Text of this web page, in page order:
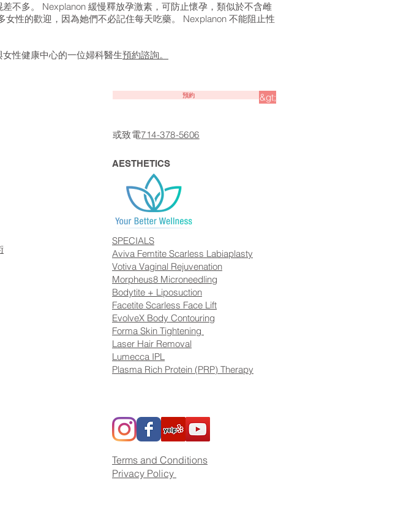
不多。 Nexplanon 緩慢釋放孕激素，可防止懷孕，類似於不含雌
性的歡迎，因為她們不必記住每天吃藥。 Nexplanon 不能阻止性
性健康中心的一位婦科醫生預約諮詢。
預約 &gt;
或致電714-378-5606
AESTHETICS
SPECIALS
Aviva Femtite Scarless Labiaplasty
Votiva Vaginal Rejuvenation
Morpheus8 Microneedling
Bodytite + Liposuction
Facetite Scarless Face Lift
EvolveX Body Contouring
Forma Skin Tightening
Laser Hair Removal
Lumecca IPL
Plasma Rich Protein (PRP) Therapy
Terms and Conditions
Privacy Policy